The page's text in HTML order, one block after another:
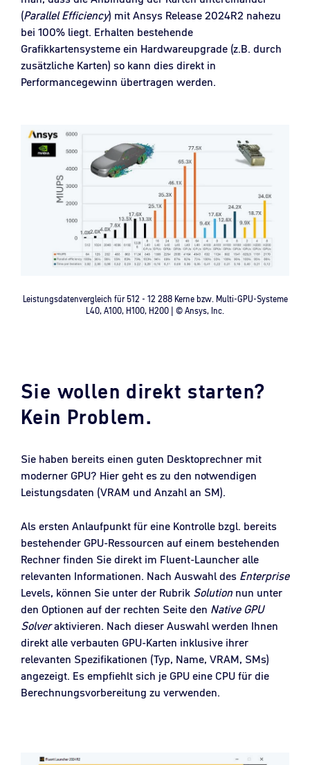
(Parallel Efficiency) mit Ansys Release 2024R2 nahezu
bei 100% liegt. Erhalten bestehende
Grafikkartensysteme ein Hardwareupgrade (z.B. durch
zusätzliche Karten) so kann dies direkt in
Performancegewinn übertragen werden.
Leistungsdatenvergleich für 512 - 12 288 Kerne bzw. Multi-GPU-Systeme
L40, A100, H100, H200 | © Ansys, Inc.
Sie wollen direkt starten?
Kein Problem.
Sie haben bereits einen guten Desktoprechner mit
moderner GPU? Hier geht es zu den notwendigen
Leistungsdaten (VRAM und Anzahl an SM).
Als ersten Anlaufpunkt für eine Kontrolle bzgl. bereits
bestehender GPU-Ressourcen auf einem bestehenden
Rechner finden Sie direkt im Fluent-Launcher alle
relevanten Informationen. Nach Auswahl des Enterprise
Levels, können Sie unter der Rubrik Solution nun unter
den Optionen auf der rechten Seite den Native GPU
Solveraktivieren. Nach dieser Auswahl werden Ihnen
direkt alle verbauten GPU-Karten inklusive ihrer
relevanten Spezifikationen (Typ, Name, VRAM, SMs)
angezeigt. Es empfiehlt sich je GPU eine CPU für die
Berechnungsvorbereitung zu verwenden.